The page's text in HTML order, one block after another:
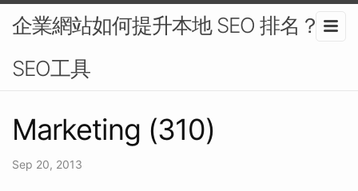
企業網站如何提升本地 SEO 排名？-
SEO工具
Marketing (310)
Sep 20, 2013